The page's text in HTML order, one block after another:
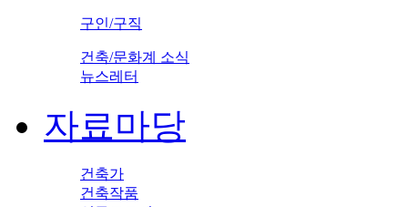
구인/구직
건축/문화계 소식
뉴스레터
자료마당
건축가
건축작품